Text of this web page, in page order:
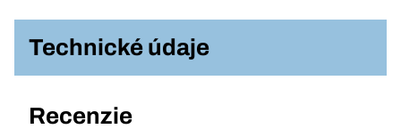
Technické údaje
Recenzie